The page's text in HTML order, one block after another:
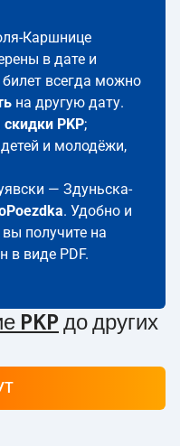
Каршнице
в дате и
всегда можно
на другую дату.
скидки PKP;
и молодёжи,
— Здуньска-
. Удобно и
получите на
в виде PDF.
PKP до других